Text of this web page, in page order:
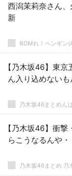
西潟茉莉奈さん
新
ROMれ！ペンギン
【乃木坂46】東
ん入り込めないも
乃木坂46まとめん
【乃木坂46】衝
らこうなるんや・
乃木坂46まとめ 乃